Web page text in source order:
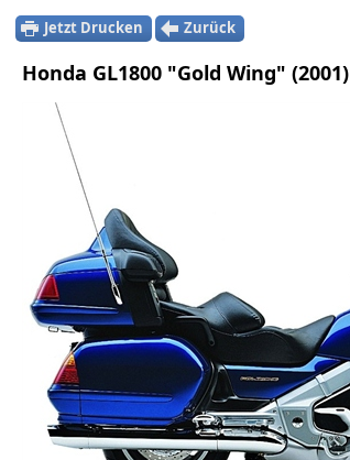
Jetzt Drucken Zurück
Honda GL1800 "Gold Wing" (2001)